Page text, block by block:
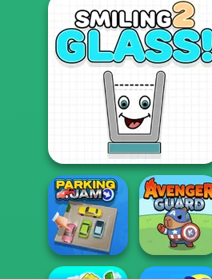
Craps
Smiling Glass 2